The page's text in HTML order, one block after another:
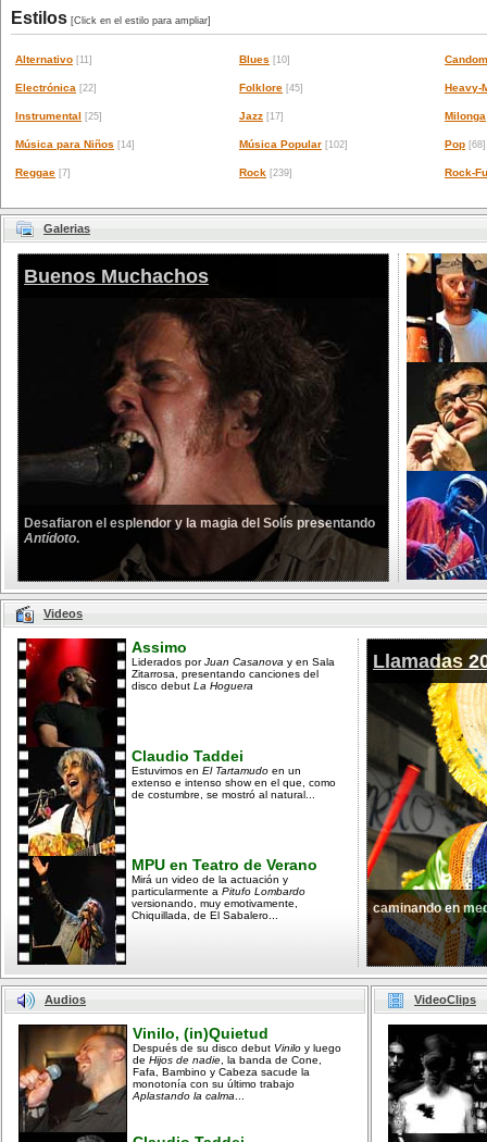
Estilos [Click en el estilo para ampliar]
Alternativo [11] Blues [10]
Electrónica [22] Folklore [45] Heavy-
Instrumental [25] Jazz [17] Milonga
Música para Niños [14] Música Popular [102] Pop [68]
Reggae [7] Rock [239] Rock-
Galerias
Buenos Muchachos
Desafiaron el esplendor y la magia del Solís presentando
Antídoto.
Videos
Assimo
Liderados porJuan Casanova y en Sala
Zitarrosa, presentando canciones del
disco debut La Hoguera
Claudio Taddei
Estuvimos en El Tartamudo en un
extenso e intenso show en el que, como
de costumbre, se mostró al natural...
MPU en Teatro de Verano
Mirá un video de la actuación y
particularmente a Pitufo Lombardo
versionando, muy emotivamente,
Chiquillada, de El Sabalero...
Llamadas
caminando en
Audios
Vinilo, (in)Quietud
Después de su disco debut Vinilo y luego
de Hijos de nadie , la banda de Cone,
Fafa, Bambino y Cabeza sacude la
monotonía con su último trabajo
Aplastando la calma
VideoClips